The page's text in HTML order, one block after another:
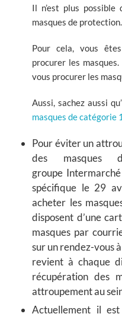
Il n’est plus
masques de protection.
Pour cela, vous
procurer les
vous procurer les
Aussi, sachez aussi
masques de catégorie
Pour éviter un
des
groupe
spécifique le 29
acheter les
disposent d’une
masques par
sur un rendez-vous
revient à chaque
récupération des
attroupement au
Actuellement il